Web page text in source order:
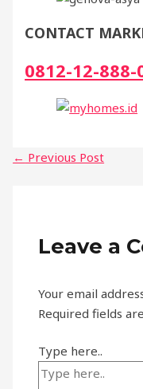
CONTACT
0812-12-888-
← Previous Post
Leave a
Your email
Required fields
Type here..